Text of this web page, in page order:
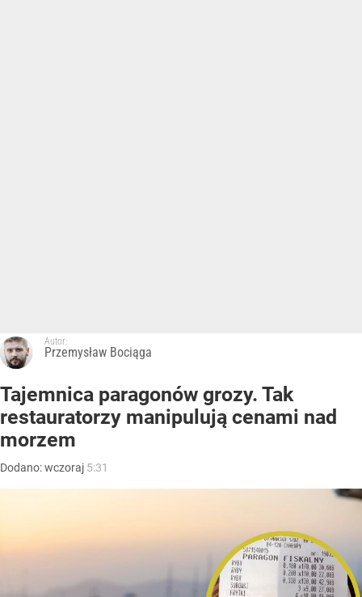
Autor:
Przemysław Bociąga
Tajemnica paragonów grozy. Tak
restauratorzy manipulują cenami nad
morzem
Dodano:wczoraj 5:31